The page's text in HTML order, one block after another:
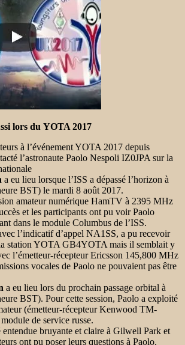
lors du YOTA 2017
à l’événement YOTA 2017 depuis
l’astronaute Paolo Nespoli IZ0JPA sur la
a eu lieu lorsque l’ISS a dépassé l’horizon à
BST) le mardi 8 août 2017.
amateur numérique HamTV à 2395 MHz
et les participants ont pu voir Paolo
dans le module Columbus de l’ISS.
l’indicatif d’appel NA1SS, a pu recevoir
station YOTA GB4YOTA mais il semblait y
l’émetteur-récepteur Ericsson 145,800 MHz
vocales de Paolo ne pouvaient pas être
a eu lieu lors du prochain passage orbital à
BST). Pour cette session, Paolo a exploité
(émetteur-récepteur Kenwood TM-
de service russe.
entendue bruyante et claire à Gilwell Park et
ont pu poser leurs questions à Paolo.